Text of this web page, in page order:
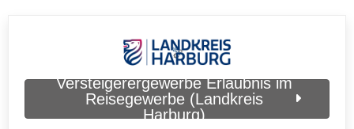
Versteigerergewerbe Erlaubnis im
Reisegewerbe (Landkreis
Harburg)